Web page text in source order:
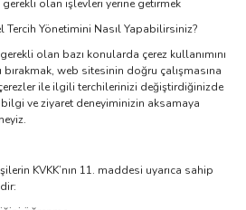
olan işlevleri yerine getirmek
Tercih Yönetimini Nasıl Yapabilirsiniz?
olan bazı konularda çerez kullanımını
bırakmak, web sitesinin doğru çalışmasına
ile ilgili terchilerinizi değiştirdiğinizde
ve ziyaret deneyiminizin aksamaya
KVKK’nın 11. maddesi uyarıca sahip